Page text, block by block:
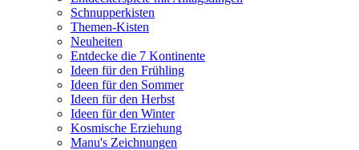
Schnupperkisten
Themen-Kisten
Neuheiten
Entdecke die 7 Kontinente
Ideen für den Frühling
Ideen für den Sommer
Ideen für den Herbst
Ideen für den Winter
Kosmische Erziehung
Manu's Zeichnungen